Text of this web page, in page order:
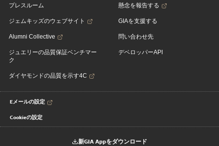
プレスルーム
ジェムキッズのウェブサイト
Alumni Collective
ジュエリーの品質保証ベンチマー
ク
ダイヤモンドの品質を示す4C
懸念を報告する
GIAを支援する
問い合わせ先
デベロッパーAPI
Eメールの設定
Cookieの設定
新GIA Appをダウンロード